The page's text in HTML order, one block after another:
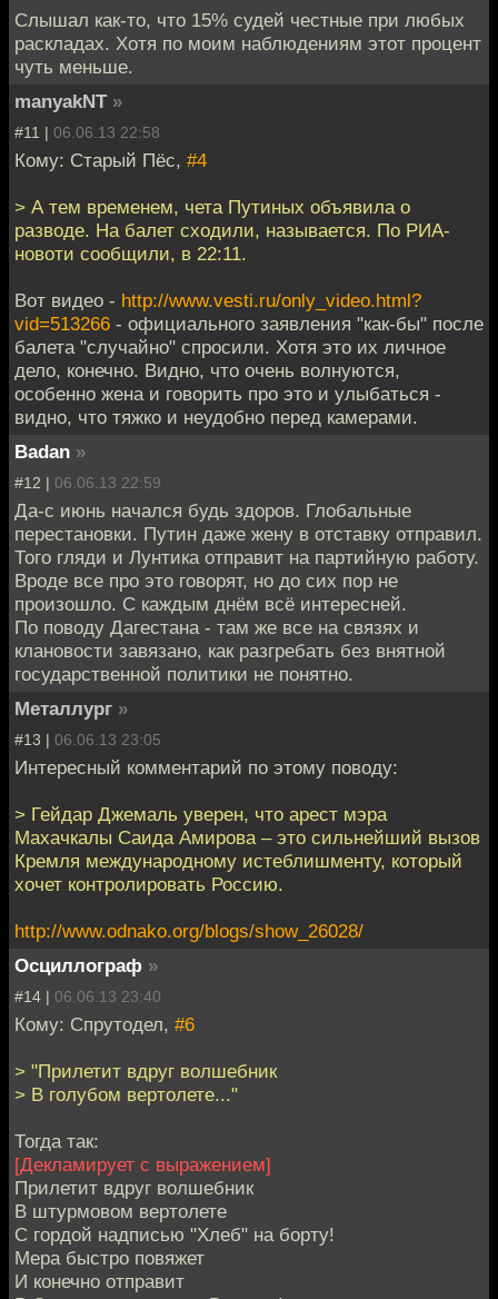
Слышал как-то, что 15% судей честные при любых
раскладах. Хотя по моим наблюдениям этот процент
чуть меньше.
manyakNT »
#11 | 06.06.13 22:58
Кому: Старый Пёс, #4
> А тем временем, чета Путиных объявила о
разводе. На балет сходили, называется. По РИА-
новоти сообщили, в 22:11.
Вот видео - http://www.vesti.ru/only_video.html?
vid=513266 - официального заявления "как-бы" после
балета "случайно" спросили. Хотя это их личное
дело, конечно. Видно, что очень волнуются,
особенно жена и говорить про это и улыбаться -
видно, что тяжко и неудобно перед камерами.
Badan »
#12 | 06.06.13 22:59
Да-с июнь начался будь здоров. Глобальные
перестановки. Путин даже жену в отставку отправил.
Того гляди и Лунтика отправит на партийную работу.
Вроде все про это говорят, но до сих пор не
произошло. С каждым днём всё интересней.
По поводу Дагестана - там же все на связях и
клановости завязано, как разгребать без внятной
государственной политики не понятно.
Металлург »
#13 | 06.06.13 23:05
Интересный комментарий по этому поводу:
> Гейдар Джемаль уверен, что арест мэра
Махачкалы Саида Амирова – это сильнейший вызов
Кремля международному истеблишменту, который
хочет контролировать Россию.
http://www.odnako.org/blogs/show_26028/
Осциллограф »
#14 | 06.06.13 23:40
Кому: Спрутодел, #6
> "Прилетит вдруг волшебник
> В голубом вертолете..."
Тогда так:
[Декламирует с выражением]
Прилетит вдруг волшебник
В штурмовом вертолете
С гордой надписью "Хлеб" на борту!
Мера быстро повяжет
И конечно отправит